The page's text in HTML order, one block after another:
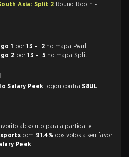
Asia: Split 2 Round Robin -
1 por13 - 2 no mapa Pearl
2 por13 - 5 no mapa Split
Salary Peek jogou contraS8UL
absoluto para a partida, e
com 91.4% dos votos a seu favor
Peek .